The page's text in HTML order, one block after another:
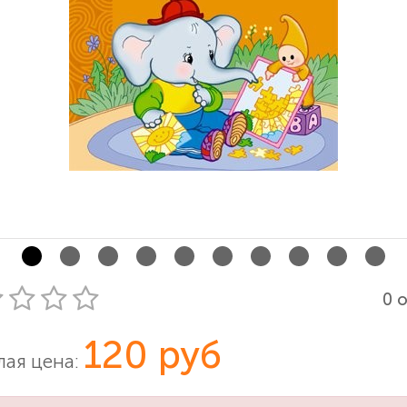
0
цена: 120 руб